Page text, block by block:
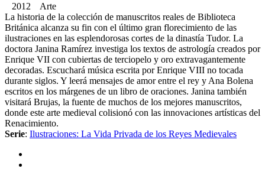
2012 Arte
La historia de la colección de manuscritos reales de Biblioteca
Británica alcanza su fin con el último gran florecimiento de las
ilustraciones en las esplendorosas cortes de la dinastía Tudor. La
doctora Janina Ramírez investiga los textos de astrología creados por
Enrique VII con cubiertas de terciopelo y oro extravagantemente
decoradas. Escuchará música escrita por Enrique VIII no tocada
durante siglos. Y leerá mensajes de amor entre el rey y Ana Bolena
escritos en los márgenes de un libro de oraciones. Janina también
visitará Brujas, la fuente de muchos de los mejores manuscritos,
donde este arte medieval colisionó con las innovaciones artísticas del
Renacimiento.
Serie: Ilustraciones: La Vida Privada de los Reyes Medievales